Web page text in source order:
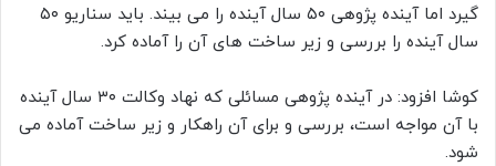
گیرد اما آینده پژوهی ۵۰ سال آینده را می بیند. باید سناریو ۵۰
سال آینده را بررسی و زیر ساخت های آن را آماده کرد.
کوشا افزود: در آینده پژوهی مسائلی که نهاد وکالت ۳۰ سال آینده
با آن مواجه است، بررسی و برای آن راهکار و زیر ساخت آماده می
شود.